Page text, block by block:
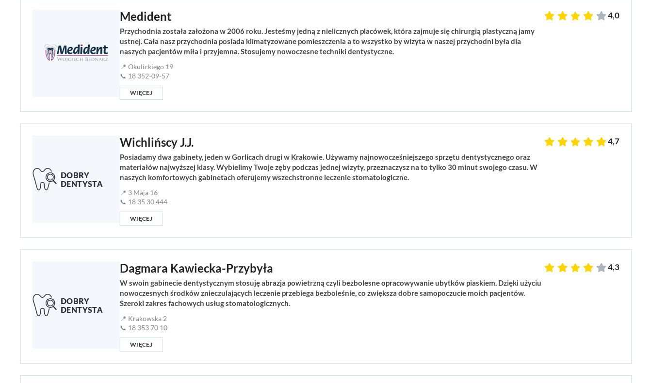
Medident
Przychodnia została założona w 2006 roku. Jesteśmy jedną z nielicznych placówek, która zajmuje się chirurgią plastyczną jamy
ustnej. Cała nasz przychodnia posiada klimatyzowane pomieszczenia a to wszystko by wizyta w naszej przychodni była dla
naszych pacjentów miła i przyjemna. Stosujemy nowoczesne techniki dentystyczne.
4,0
📍 Okulickiego 19
📞 18 352-09-57
WIĘCEJ
Wichlińscy J.J.
Posiadamy dwa gabinety, jeden w Gorlicach drugi w Krakowie. Używamy najnowocześniejszego sprzętu dentystycznego oraz
materiałów najwyższej klasy. Wybielimy Twoje zęby podczas jednej wizyty, przeznaczysz na to tylko 30 minut swojego czasu. W
naszych komfortowych gabinetach oferujemy wszechstronne leczenie stomatologiczne.
4,7
📍 3 Maja 16
📞 18 35 30 444
WIĘCEJ
Dagmara Kawiecka-Przybyła
W swoin gabinecie dentystycznym stosuję abrazja powietrzną czyli bezbolesne opracowywanie ubytków piaskiem. Dzięki użyciu
nowoczesnych środków znieczulających leczenie przebiega bezboleśnie, co zwiększa dobre samopoczucie moich pacjentów.
Szeroki zakres fachowych usług stomatologicznych.
4,3
📍 Krakowska 2
📞 18 353 70 10
WIĘCEJ